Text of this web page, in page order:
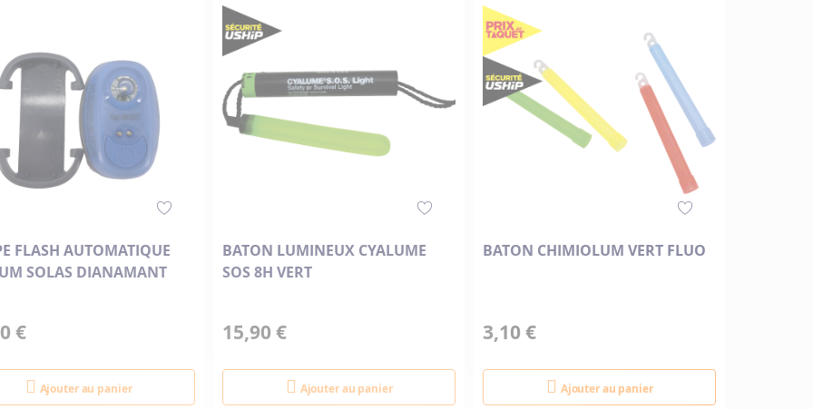
FLASH AUTOMATIQUE
SOLAS DIANAMANT
€
Ajouter au panier
BATON LUMINEUX CYALUME
SOS 8H VERT
15,90 €
Ajouter au panier
BATON CHIMIOLUM VERT FLUO
3,10 €
Ajouter au panier